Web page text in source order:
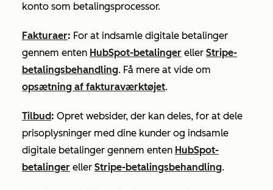
konto som betalingsprocessor.
Fakturaer: For at indsamle digitale betalinger
gennem enten HubSpot-betalinger eller Stripe-
betalingsbehandling. Få mere at vide om
opsætning af fakturaværktøjet.
Tilbud: Opret websider, der kan deles, for at dele
prisoplysninger med dine kunder og indsamle
digitale betalinger gennem enten HubSpot-
betalinger eller Stripe-betalingsbehandling.